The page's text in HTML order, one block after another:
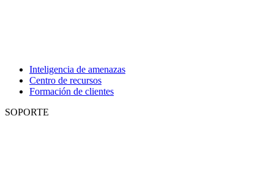
Inteligencia de amenazas
Centro de recursos
Formación de clientes
SOPORTE